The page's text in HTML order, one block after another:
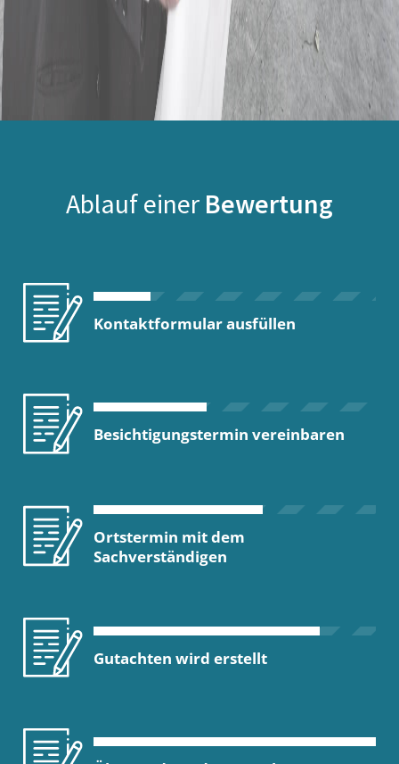
Ablauf einer Bewertung
Kontaktformular ausfüllen
Besichtigungstermin vereinbaren
Ortstermin mit dem
Sachverständigen
Gutachten wird erstellt